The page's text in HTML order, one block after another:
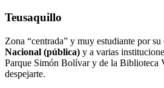
Teusaquillo
Zona “centrada” y muy estudiante por su
Nacional (pública) y a varias
Parque Simón Bolívar y de la Biblioteca
despejarte.